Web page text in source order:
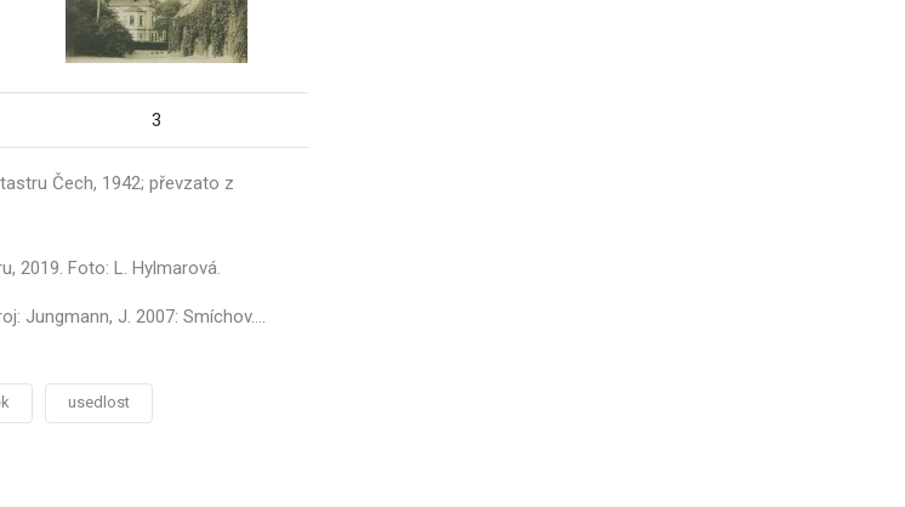
3
Čech, 1942; převzato z
2019. Foto: L. Hylmarová.
Jungmann, J. 2007: Smíchov.…
usedlost